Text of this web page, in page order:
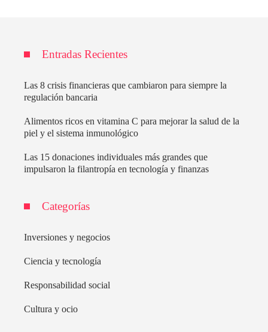
Entradas Recientes
Las 8 crisis financieras que cambiaron para siempre la
regulación bancaria
Alimentos ricos en vitamina C para mejorar la salud de la
piel y el sistema inmunológico
Las 15 donaciones individuales más grandes que
impulsaron la filantropía en tecnología y finanzas
Categorías
Inversiones y negocios
Ciencia y tecnología
Responsabilidad social
Cultura y ocio